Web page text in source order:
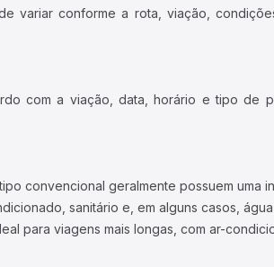
variar conforme a rota, viação,
com a viação, data, horário e tipo de
convencional geralmente possuem uma
sanitário e, em alguns casos, água
para viagens mais longas, com ar-